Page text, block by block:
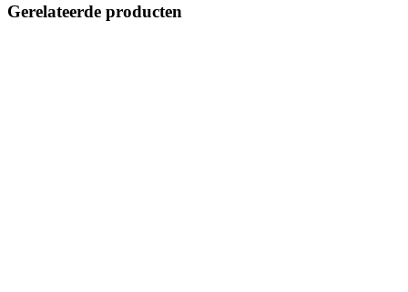
Gerelateerde producten